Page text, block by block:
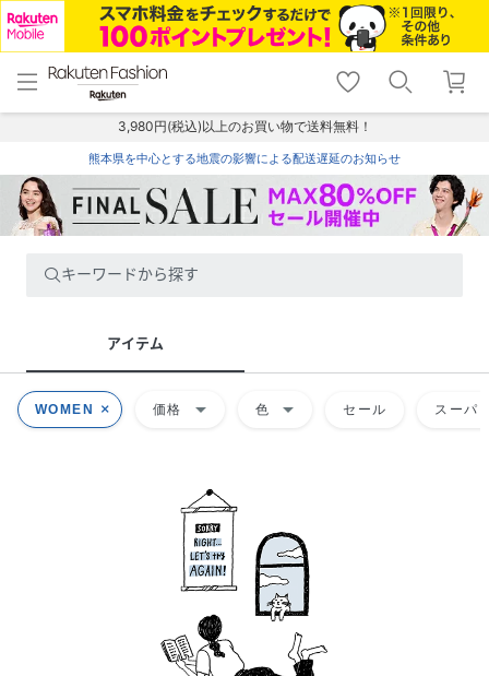
menu home
トップ
shopping_cart lock_outline
ログイン
3,980円(税込)以上のお買い物で送料無料！
熊本県を中心とする地震の影響による配送遅延のお知らせ
キーワードから探す
アイテム
WOMEN 価格 arrow_drop_down 色 arrow_drop_down セール スーパ